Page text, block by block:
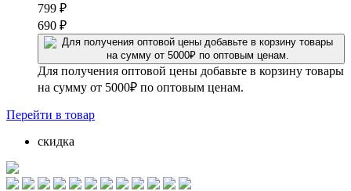
799 ₽
690 ₽
Для получения оптовой цены добавьте в корзину товары
на сумму от 5000₽ по оптовым ценам.
Перейти в товар
скидка